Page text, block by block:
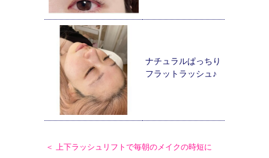
ナチュラルぱっちり
フラットラッシュ♪
＜ 上下ラッシュリフトで毎朝のメイクの時短に